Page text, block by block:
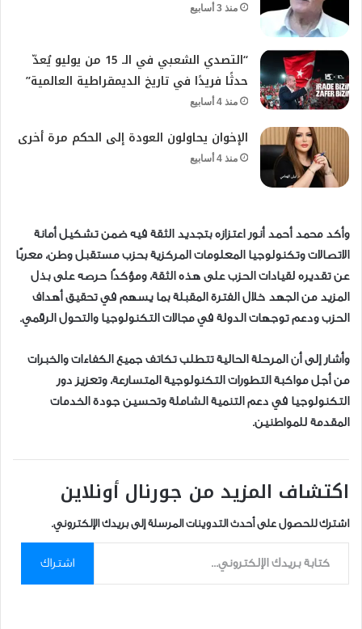
منذ 3 أسابيع
“التصدي الشعبي في الـ 15 من يوليو يُعدّ
حدثًا فريدًا في تاريخ الديمقراطية العالمية”
منذ 4 أسابيع
الإخوان يحاولون العودة إلى الحكم مرة أخرى
منذ 4 أسابيع
وأكد محمد أحمد أنور اعتزازه بتجديد الثقة فيه ضمن تشكيل أمانة
الاتصالات وتكنولوجيا المعلومات المركزية بحزب مستقبل وطن، معربًا
عن تقديره لقيادات الحزب على هذه الثقة، ومؤكدًا حرصه على بذل
المزيد من الجهد خلال الفترة المقبلة بما يسهم في تحقيق أهداف
الحزب ودعم توجهات الدولة في مجالات التكنولوجيا والتحول الرقمي.
وأشار إلى أن المرحلة الحالية تتطلب تكاتف جميع الكفاءات والخبرات
من أجل مواكبة التطورات التكنولوجية المتسارعة، وتعزيز دور
التكنولوجيا في دعم التنمية الشاملة وتحسين جودة الخدمات
المقدمة للمواطنين.
اكتشاف المزيد من جورنال أونلاين
اشترك للحصول على أحدث التدوينات المرسلة إلى بريدك الإلكتروني.
كتابة بريدك الإلكتروني...
اشتراك